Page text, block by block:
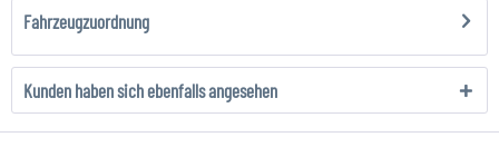
Fahrzeugzuordnung
Kunden haben sich ebenfalls angesehen